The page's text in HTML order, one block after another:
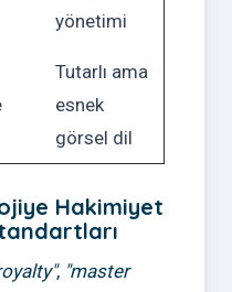
yönetimi
Tutarlı ama
esnek
görsel dil
Hakimiyet
, "master